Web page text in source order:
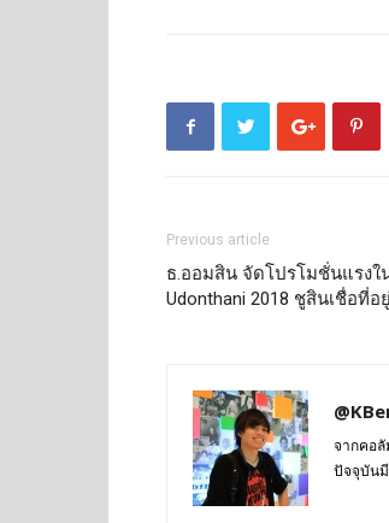
Previous article
ธ.ออมสิน จัดโปรโมชั่นแรงใ
Udonthani 2018 ชูสินเชื่อที่
จากคอลั
ปัจจุบันมี